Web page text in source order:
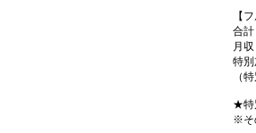
【
合
月
特
（
★特
※そ